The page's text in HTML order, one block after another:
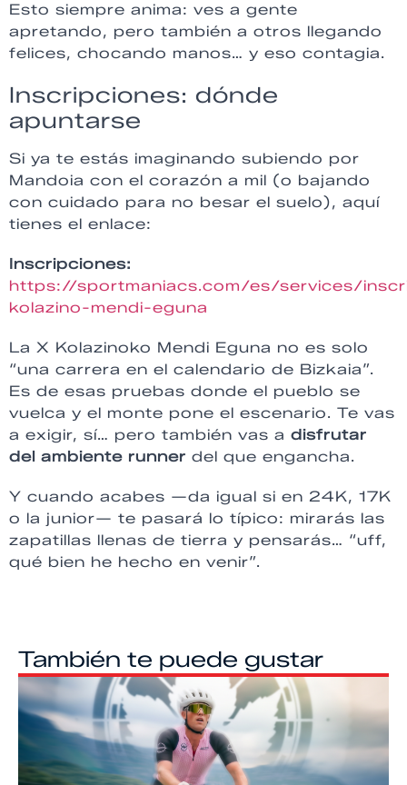
Esto siempre anima: ves a gente
apretando, pero también a otros llegando
felices, chocando manos… y eso contagia.
Inscripciones: dónde
apuntarse
Si ya te estás imaginando subiendo por
Mandoia con el corazón a mil (o bajando
con cuidado para no besar el suelo), aquí
tienes el enlace:
Inscripciones:
https://sportmaniacs.com/es/services/
kolazino-mendi-eguna
La X Kolazinoko Mendi Eguna no es solo
“una carrera en el calendario de Bizkaia”.
Es de esas pruebas donde el pueblo se
vuelca y el monte pone el escenario. Te vas
a exigir, sí… pero también vas a disfrutar
del ambiente runner del que engancha.
Y cuando acabes —da igual si en 24K, 17K
o la junior— te pasará lo típico: mirarás las
zapatillas llenas de tierra y pensarás… “uff,
qué bien he hecho en venir”.
También te puede gustar